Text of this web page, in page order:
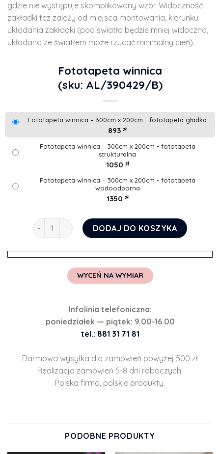
gdzie nie występuje skomplikowany wzór. Widoczność
zakładki tez zależy od miejsca montowania, kierunku
układania zakładki (pod światło będzie mniej widoczna,
układana ze światłem może rzucać minimalny cień).
Fototapeta winnica
(sku: AL/390429/B)
Fototapeta winnica – 300cm x 200cm - fototapeta gładka
893 zł
Fototapeta winnica – 300cm x 200cm - fototapeta
strukturalna
1050 zł
Fototapeta winnica – 300cm x 200cm - fototapeta
wodoodporna
1350 zł
ilość Fototapeta winnicaDODAJ DO KOSZYKA
WYCEŃ NA WYMIAR
Infolinia telefoniczna:
poniedziałek — piątek: 9.00-16.00
tel.: 881 31 71 81
Darmowa wysyłka dla zamówień powyżej 500 zł
Realizacja zamówień 5-8 dni roboczych.
Polska firma, polskie produkty.
PODOBNE PRODUKTY